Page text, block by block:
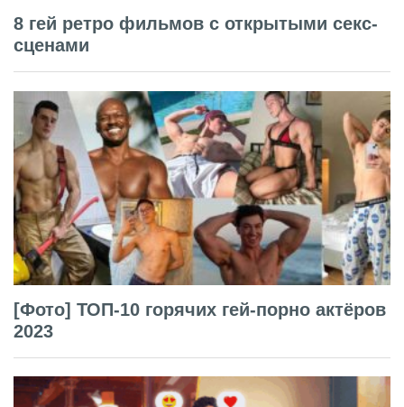
8 гей ретро фильмов с открытыми секс-
сценами
[Фото] ТОП-10 горячих гей-порно актёров
2023